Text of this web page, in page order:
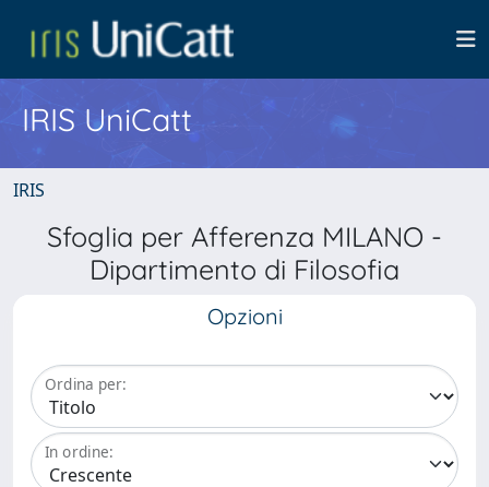
IRIS UniCatt
IRIS
Sfoglia per Afferenza MILANO -
Dipartimento di Filosofia
Opzioni
Ordina per:
In ordine: